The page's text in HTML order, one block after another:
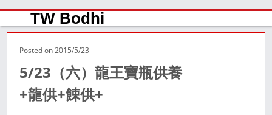
TW Bodhi
Posted on2015/5/23
5/23（六）龍王寶瓶供養
+龍供+餗供+